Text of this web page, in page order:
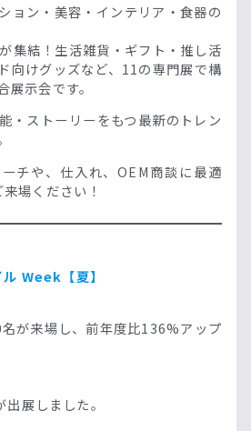
ョン・美容・インテリア・食器の
集結！生活雑貨・ギフト・推し活
向けグッズなど、11の専門展で構
展示会です。
・ストーリーをもつ最新のトレン
チや、仕入れ、OEM商談に最適
場ください！
Week【夏】
が来場し、前年度比136%アップ
展しました。